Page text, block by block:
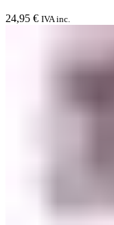
24,95 € IVA inc.